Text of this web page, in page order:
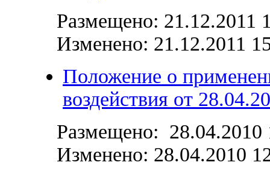
Размещено: 21.12.2011
Изменено: 21.12.2011
Положение о
воздействия от
Размещено: 28.04.2010
Изменено: 28.04.2010